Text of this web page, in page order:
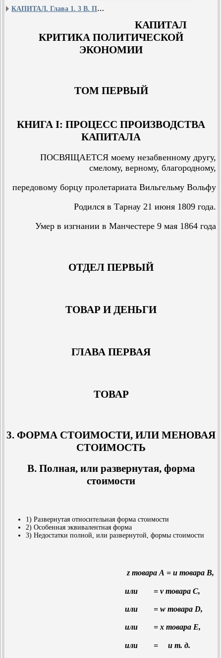
КАПИТАЛ. Глава 1. 3 B. ПОЛНАЯ, ИЛИ РАЗВЁРНУТАЯ, ФОРМА СТОИМОСТИ
КАПИТАЛ
КРИТИКА ПОЛИТИЧЕСКОЙ
ЭКОНОМИИ
ТОМ ПЕРВЫЙ
КНИГА I: ПРОЦЕСС ПРОИЗВОДСТВА
КАПИТАЛА
ПОСВЯЩАЕТСЯ моему незабвенному другу,
смелому, верному, благородному,
передовому борцу пролетариата Вильгельму Вольфу
Родился в Тарнау 21 июня 1809 года.
Умер в изгнании в Манчестере 9 мая 1864 года
ОТДЕЛ ПЕРВЫЙ
ТОВАР И ДЕНЬГИ
ГЛАВА ПЕРВАЯ
ТОВАР
3. ФОРМА СТОИМОСТИ, ИЛИ МЕНОВАЯ
СТОИМОСТЬ
В. Полная, или развернутая, форма
стоимости
1) Развернутая относительная форма стоимости
2) Особенная эквивалентная форма
3) Недостатки полной, или развернутой, формы стоимости
z товара А = u товара В,
или = v товара С,
или = w товара D,
или = х товара Е,
или = и т. д.